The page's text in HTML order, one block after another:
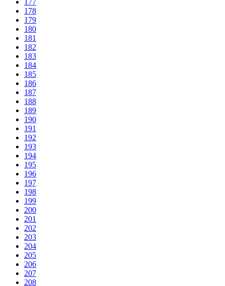
177
178
179
180
181
182
183
184
185
186
187
188
189
190
191
192
193
194
195
196
197
198
199
200
201
202
203
204
205
206
207
208